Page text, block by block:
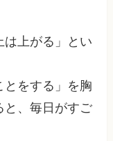
は上がる」とい
とをする」を胸
と、毎日がすご